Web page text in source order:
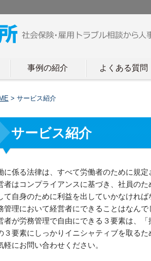
事例の紹介 よくある質問
> サービス紹介
サービス紹介
に係る法律は、すべて労働者のために規定
者はコンプライアンスに基づき、社員のた
て自身のために利益を出していかなければ
管理において経営者にできることはなんで
者が労務管理で自由にできる３要素は、「
３要素にしっかりイニシャティブを取るた
軽にお問い合わせください。